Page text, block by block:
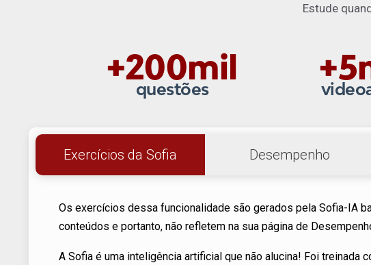
Estude
+200mil
questões
Exercícios da Sofia Desempenho
Os exercícios dessa funcionalidade são gerados pela Sofia-IA
conteúdos e portanto, não refletem na sua página de
A Sofia é uma inteligência artificial que não alucina! Foi